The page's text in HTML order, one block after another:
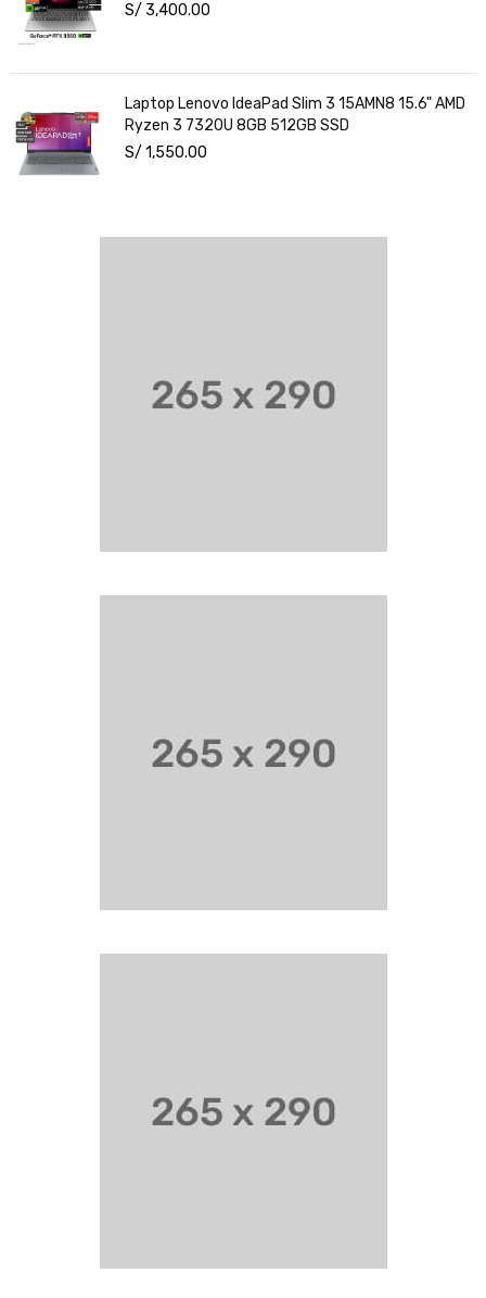
3050 6GB 15.6" FHD Windows 11
S/ 3,400.00
Laptop Lenovo IdeaPad Slim 3 15AMN8 15.6" AMD
Ryzen 3 7320U 8GB 512GB SSD
S/ 1,550.00